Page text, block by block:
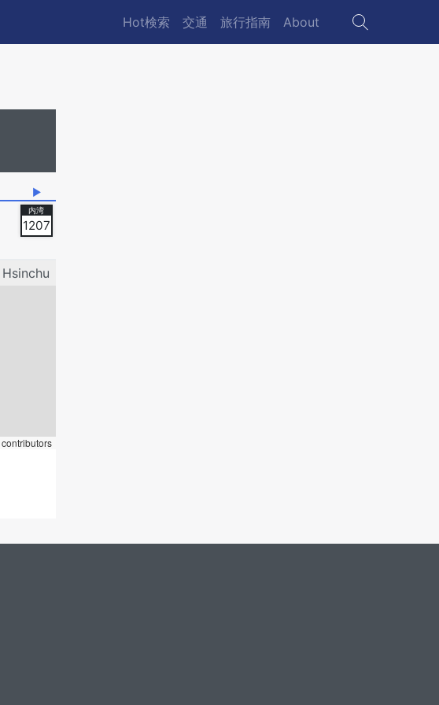
Main
Hot検索 交通 旅行指南 About
▶
1207
Hsinchu
contributors